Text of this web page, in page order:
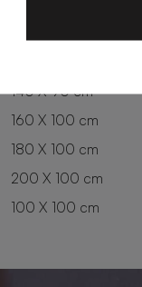
140 X 90 cm
160 X 100 cm
180 X 100 cm
200 X 100 cm
100 X 100 cm